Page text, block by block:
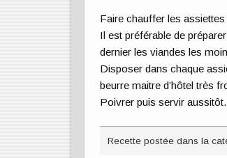
Faire chauffer les
Il est préférable de
dernier les viandes les
Disposer dans chaque
beurre maitre d’hôtel très
Poivrer puis servir aussitôt.
Recette postée dans la